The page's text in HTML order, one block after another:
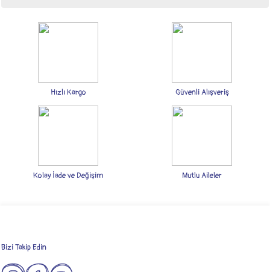
Bu ürünün fiyat bilgisi, resim, ürün açıklamalarında ve diğer konularda yetersiz
gördüğünüz noktaları öneri formunu kullanarak tarafımıza iletebilirsiniz.
Ürün açıklamasında eksik bilgiler bulunuyor.
Ürün bilgilerinde hatalar bulunuyor.
Hızlı Kargo Güvenli Alışveriş
Kolay İade ve Değişim Mutlu Aileler
Bizi Takip Edin